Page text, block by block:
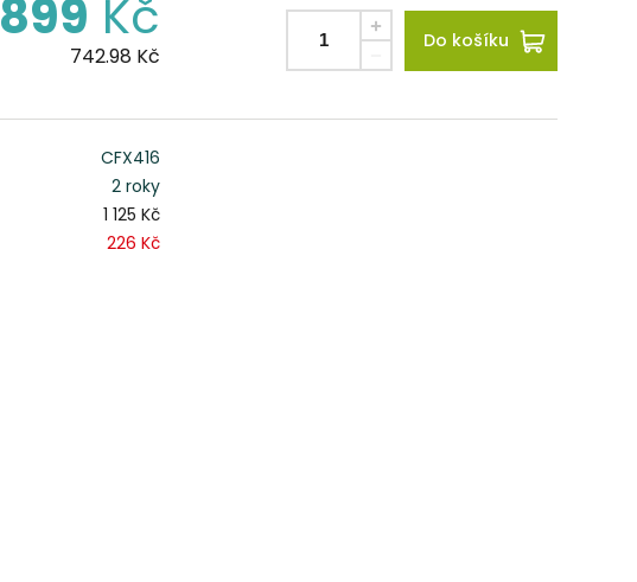
899 Kč
742.98 Kč
Do košíku
CFX416
2 roky
1 125 Kč
226 Kč